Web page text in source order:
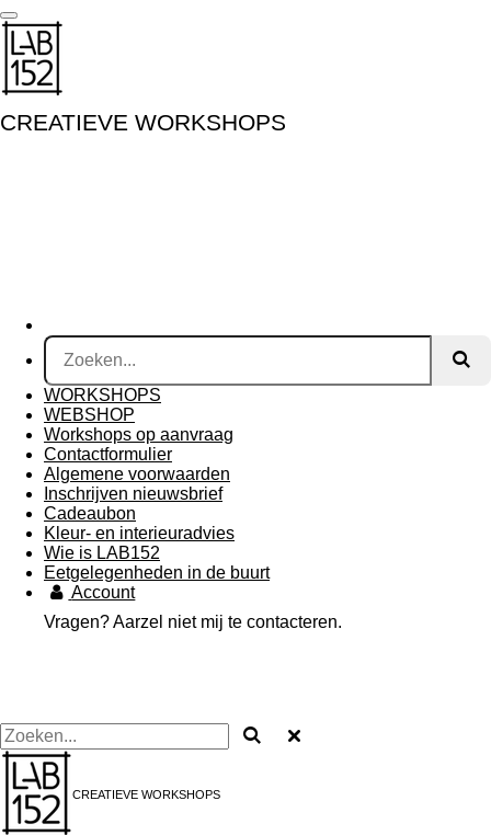
Ga
direct
naar
de
hoofdinhoud
CREATIEVE WORKSHOPS
WORKSHOPS
WEBSHOP
Workshops op aanvraag
Contactformulier
Algemene voorwaarden
Inschrijven nieuwsbrief
Cadeaubon
Kleur- en interieuradvies
Wie is LAB152
Eetgelegenheden in de buurt
Account
Vragen? Aarzel niet mij te contacteren.
CREATIEVE WORKSHOPS